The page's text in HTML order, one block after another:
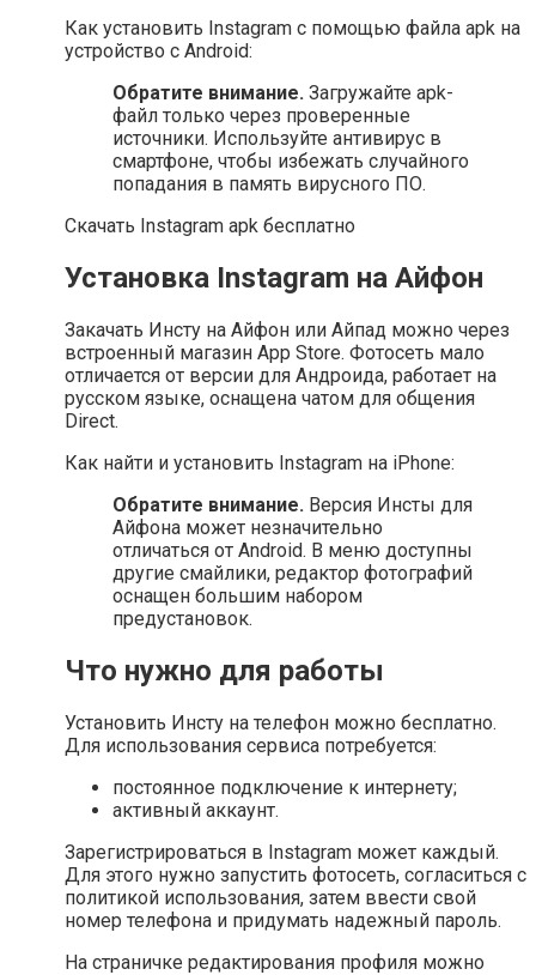
Как установить Instagram с помощью файла apk на
устройство с Android:
Обратите внимание. Загружайте apk-
файл только через проверенные
источники. Используйте антивирус в
смартфоне, чтобы избежать случайного
попадания в память вирусного ПО.
Скачать Instagram apk бесплатно
Установка Instagram на Айфон
Закачать Инсту на Айфон или Айпад можно через
встроенный магазин App Store. Фотосеть мало
отличается от версии для Андроида, работает на
русском языке, оснащена чатом для общения
Direct.
Как найти и установить Instagram на iPhone:
Обратите внимание. Версия Инсты для
Айфона может незначительно
отличаться от Android. В меню доступны
другие смайлики, редактор фотографий
оснащен большим набором
предустановок.
Что нужно для работы
Установить Инсту на телефон можно бесплатно.
Для использования сервиса потребуется:
постоянное подключение к интернету;
активный аккаунт.
Зарегистрироваться в Instagram может каждый.
Для этого нужно запустить фотосеть, согласиться с
политикой использования, затем ввести свой
номер телефона и придумать надежный пароль.
На страничке редактирования профиля можно